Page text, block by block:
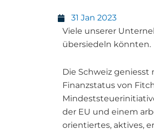
31 Jan 2023
Viele unserer
übersiedeln könnten.
Die Schweiz geniesst
Finanzstatus von
der EU und einem
orientiertes, aktives,